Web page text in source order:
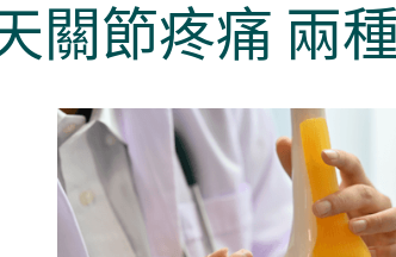
關節疼痛 兩